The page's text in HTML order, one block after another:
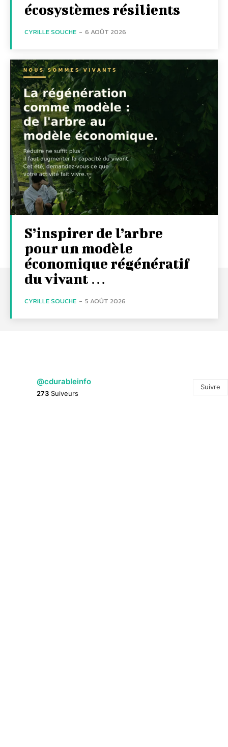
écosystèmes résilients
CYRILLE SOUCHE - 6 AOÛT 2026
S’inspirer de l’arbre
pour un modèle
économique régénératif
du vivant …
CYRILLE SOUCHE - 5 AOÛT 2026
@cdurableinfo
273 Suiveurs
Suivre